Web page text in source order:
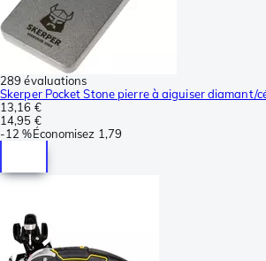
289 évaluations
Skerper Pocket Stone pierre à aiguiser diamant/
13,16 €
14,95 €
-12 %Économisez 1,79